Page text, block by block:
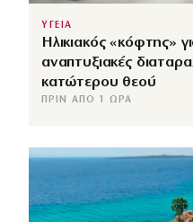
ΥΓΕΙΑ
Ηλικιακός «κόφτης»
αναπτυξιακές
κατώτερου θεού
ΠΡΙΝ ΑΠΌ 1 ΏΡΑ